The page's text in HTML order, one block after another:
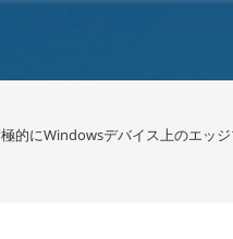
的にWindowsデバイス上のエッ